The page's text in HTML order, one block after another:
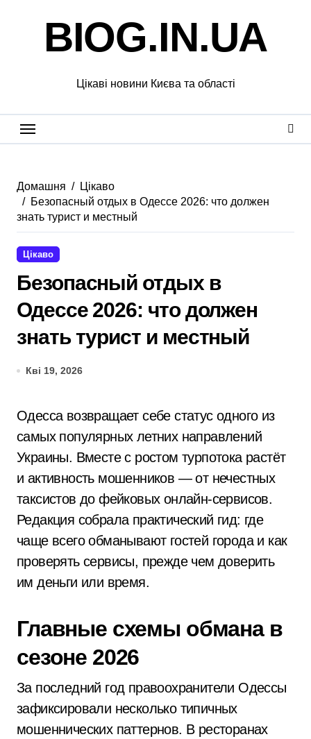
BIOG.IN.UA
Цікаві новини Києва та області
Домашня
Цікаво
Безопасный отдых в Одессе 2026: что должен
знать турист и местный
Цікаво
Безопасный отдых в
Одессе 2026: что должен
знать турист и местный
Кві 19, 2026
Одесса возвращает себе статус одного из
самых популярных летних направлений
Украины. Вместе с ростом турпотока растёт
и активность мошенников — от нечестных
таксистов до фейковых онлайн-сервисов.
Редакция собрала практический гид: где
чаще всего обманывают гостей города и как
проверять сервисы, прежде чем доверить
им деньги или время.
Главные схемы обмана в
сезоне 2026
За последний год правоохранители Одессы
зафиксировали несколько типичных
мошеннических паттернов. В ресторанах